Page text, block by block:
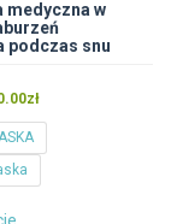
medyczna w
podczas snu
złZakres
cen: